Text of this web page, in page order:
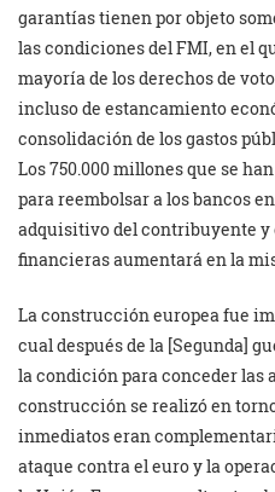
garantías tienen por objeto
las condiciones del FMI, en el
mayoría de los derechos de
incluso de estancamiento
consolidación de los gastos
Los 750.000 millones que se
para reembolsar a los bancos
adquisitivo del contribuyente y
financieras aumentará en la
La construcción europea fue
cual después de la [Segunda]
la condición para conceder las
construcción se realizó en
inmediatos eran
ataque contra el euro y la